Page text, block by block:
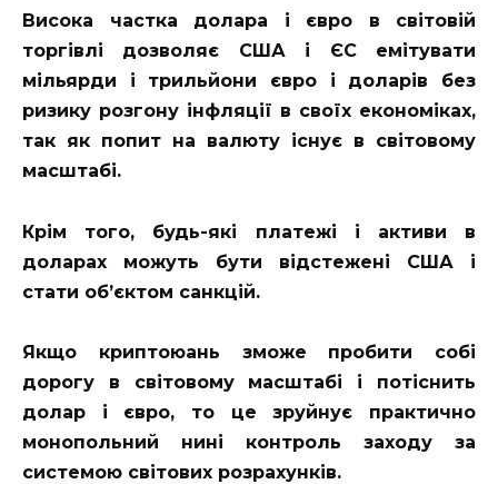
Висока частка долара і євро в світовій
торгівлі дозволяє США і ЄС емітувати
мільярди і трильйони євро і доларів без
ризику розгону інфляції в своїх економіках,
так як попит на валюту існує в світовому
масштабі.
Крім того, будь-які платежі і активи в
доларах можуть бути відстежені США і
стати об’єктом санкцій.
Якщо криптоюань зможе пробити собі
дорогу в світовому масштабі і потіснить
долар і євро, то це зруйнує практично
монопольний нині контроль заходу за
системою світових розрахунків.